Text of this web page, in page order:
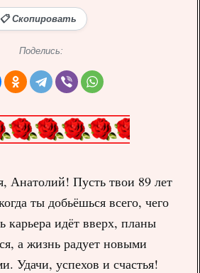
📋 Скопировать
Поделись:
Анатолий! Пусть твои 89 лет
ты добьёшься всего, чего
карьера идёт вверх, планы
а жизнь радует новыми
Удачи, успехов и счастья!